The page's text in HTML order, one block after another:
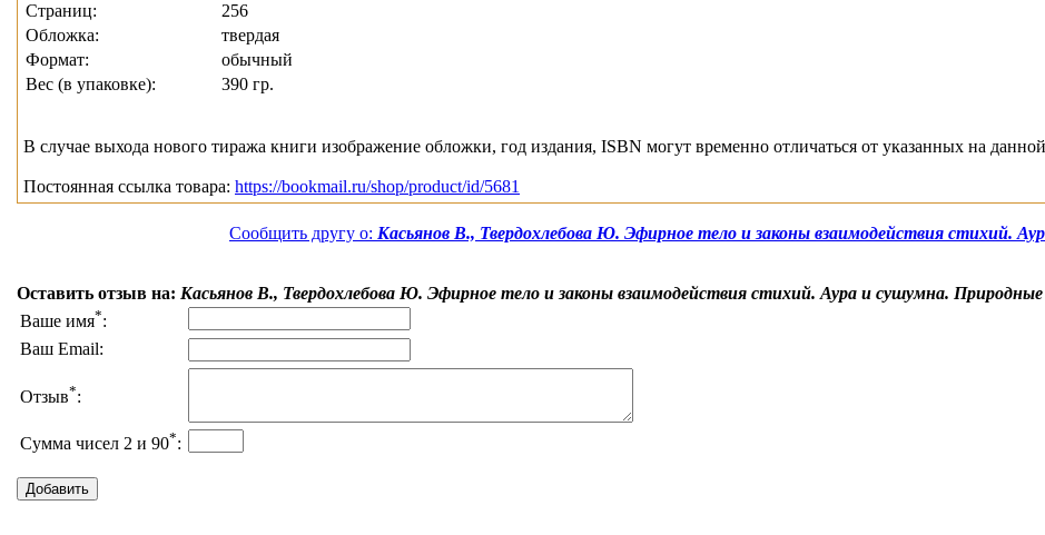
Страниц:
256
Обложка:
твердая
Формат:
обычный
Вес (в упаковке):
390 гр.
В случае выхода нового тиража книги изображение обложки, год издания, ISBN могут временно отличаться от указанных на
Постоянная ссылка товара: https://bookmail.ru/shop/product/id/5681
Сообщить другу о: Касьянов В., Твердохлебова Ю. Эфирное тело и законы взаимодействия стихий.
Оставить отзыв на: Касьянов В., Твердохлебова Ю. Эфирное тело и законы взаимодействия стихий. Аура и сушумна.
Ваше имя*:
Ваш Email:
Отзыв*:
Сумма чисел 2 и 90*: